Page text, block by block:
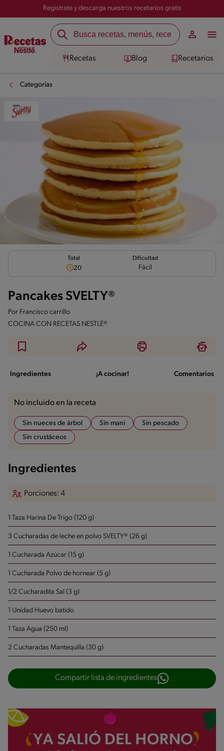
Registrate y descarga nuestros recetarios gratis
Recetas Blog Recetarios
Categorías
Total
20
Dificultad
Fácil
Pancakes SVELTY®
Por Francisco carrillo
COCINA CON RECETAS NESTLÉ®
Ingredientes ¡A cocinar! Comentarios
No incluido en la receta
Sin nueces de árbol Sin maní
Sin pescado
Sin crustáceos
Ingredientes
Porciones: 4
1 Taza Harina De Trigo (120 g)
3 Cucharadas de leche en polvo SVELTY® (26 g)
1 Cucharada Azúcar (15 g)
1 Cucharada Polvo de hornear (5 g)
1/2 Cucharadita Sal (3 g)
1 Unidad Huevo batido
1 Taza Agua (250 ml)
2 Cucharadas Mantequilla (30 g)
Compartir lista de ingredientes